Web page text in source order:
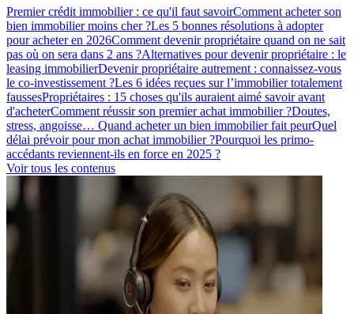
Premier crédit immobilier : ce qu'il faut savoirComment acheter son
bien immobilier moins cher ?Les 5 bonnes résolutions à adopter
pour acheter en 2026Comment devenir propriétaire quand on ne sait
pas où on sera dans 2 ans ?Alternatives pour devenir propriétaire : le
leasing immobilierDevenir propriétaire autrement : connaissez-vous
le co-investissement ?Les 6 idées reçues sur l’immobilier totalement
faussesPropriétaires : 15 choses qu'ils auraient aimé savoir avant
d'acheterComment réussir son premier achat immobilier ?Doutes,
stress, angoisse… Quand acheter un bien immobilier fait peurQuel
délai prévoir pour mon achat immobilier ?Pourquoi les primo-
accédants reviennent-ils en force en 2025 ?
Voir tous les contenus